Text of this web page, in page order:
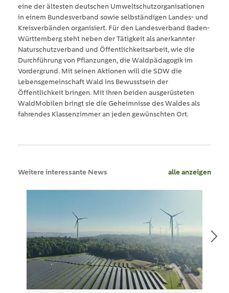
eine der ältesten deutschen Umweltschutzorganisationen
in einem Bundesverband sowie selbständigen Landes- und
Kreisverbänden organisiert. Für den Landesverband Baden-
Württemberg steht neben der Tätigkeit als anerkannter
Naturschutzverband und Öffentlichkeitsarbeit, wie die
Durchführung von Pflanzungen, die Waldpädagogik im
Vordergrund. Mit seinen Aktionen will die SDW die
Lebensgemeinschaft Wald ins Bewusstsein der
Öffentlichkeit bringen. Mit ihren beiden ausgerüsteten
WaldMobilen bringt sie die Geheimnisse des Waldes als
fahrendes Klassenzimmer an jeden gewünschten Ort.
Weitere interessante News alle anzeigen